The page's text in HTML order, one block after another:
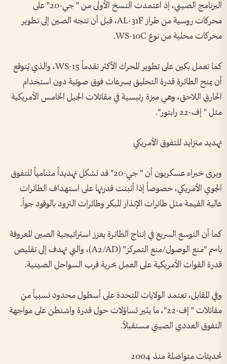
البرنامج الصيني، إذ اعتمدت النسخ الأولى من " جي-20" على
محركات روسية من طراز AL-31F، قبل أن تتجه الصين إلى تطوير
محركات محلية من نوع WS-10C.
كما تعمل بكين على تطوير المحرك الأكثر تقدماً WS-15، والذي يُتوقع
أن يمنح الطائرة قدرة التحليق بسرعات فوق صوتية دون استخدام
الحارق اللاحق، وهي ميزة رئيسية في مقاتلات الجيل الخامس الأمريكية
مثل " إف-22 رابتور".
تهديد متزايد للتفوق الأمريكي
ويرى خبراء عسكريون أن " جي-20" قد تشكل تهديداً متنامياً للتفوق
الجوي الأمريكي، خصوصاً إذا أثبتت قدرتها على استهداف الطائرات
عالية القيمة مثل طائرات الإنذار المبكر وطائرات التزود بالوقود جواً.
كما أن التوسع السريع في إنتاج الطائرة يعزز استراتيجية الصين المعروفة
باسم "منع الوصول/منع التمركز" (A2/AD)، والتي تهدف إلى تقليص
قدرة القوات الأمريكية على العمل بحرية قرب السواحل الصينية.
وفي المقابل، تعتمد الولايات المتحدة على أسطول محدود نسبياً من
مقاتلات " إف-22"، ما يثير تساؤلات حول قدرة واشنطن على مواجهة
التفوق العددي الصيني مستقبلاً.
تحديثات متواصلة منذ 2004